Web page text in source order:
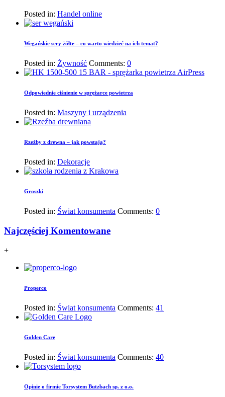
Posted in: Handel online
Wegańskie sery żółte – co warto wiedzieć na ich temat?
Posted in: Żywność Comments: 0
Odpowiednie ciśnienie w sprężarce powietrza
Posted in: Maszyny i urządzenia
Rzeźby z drewna – jak powstają?
Posted in: Dekoracje
Groszki
Posted in: Świat konsumenta Comments: 0
Najczęściej Komentowane
+
Properco
Posted in: Świat konsumenta Comments: 41
Golden Care
Posted in: Świat konsumenta Comments: 40
Opinie o firmie Torsystem Butzbach sp. z o.o.